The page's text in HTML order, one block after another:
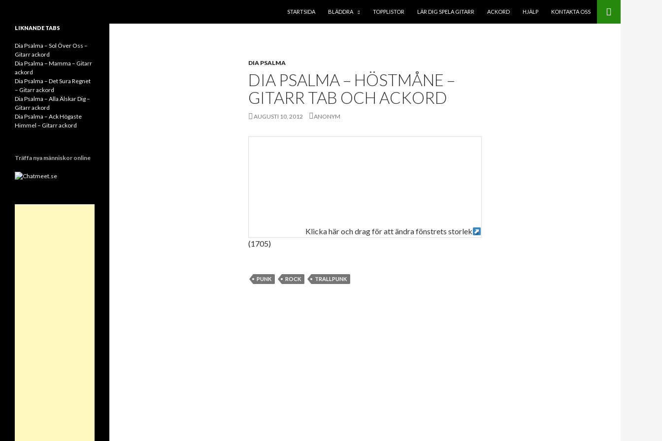
STARTSIDA
BLÄDDRA TOPPLISTOR LÄR DIG SPELA GITARR ACKORD HJÄLP KONTAKTA OSS
DIA PSALMA
DIA PSALMA – HÖSTMÅNE –
GITARR TAB OCH ACKORD
AUGUSTI 10, 2012 ANONYM
Klicka här och drag för att ändra fönstrets storlek
(1705)
PUNK ROCK TRALLPUNK
Tabs och ackord för både bas och
LIKNANDE TABS
Dia Psalma – Sol Över Oss –
Gitarr ackord
Dia Psalma – Mamma – Gitarr
ackord
Dia Psalma – Det Sura Regnet
– Gitarr ackord
Dia Psalma – Alla Älskar Dig –
Gitarr ackord
Dia Psalma – Ack Högaste
Himmel – Gitarr ackord
Träffa nya människor online